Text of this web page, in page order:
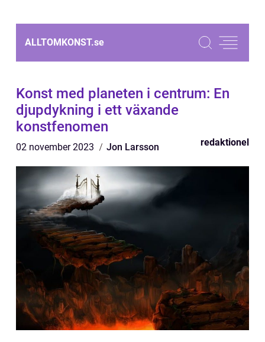
ALLTOMKONST.se
Konst med planeten i centrum: En
djupdykning i ett växande
konstfenomen
02 november 2023 Jon Larsson redaktionel